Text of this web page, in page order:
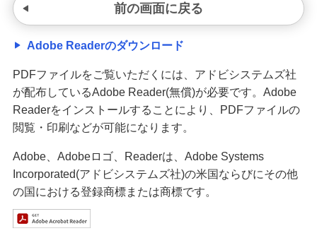
前の画面に戻る
Adobe Readerのダウンロード
PDFファイルをご覧いただくには、アドビシステムズ社
が配布しているAdobe Reader(無償)が必要です。Adobe
Readerをインストールすることにより、PDFファイルの
閲覧・印刷などが可能になります。
Adobe、Adobeロゴ、Readerは、Adobe Systems
Incorporated(アドビシステムズ社)の米国ならびにその他
の国における登録商標または商標です。